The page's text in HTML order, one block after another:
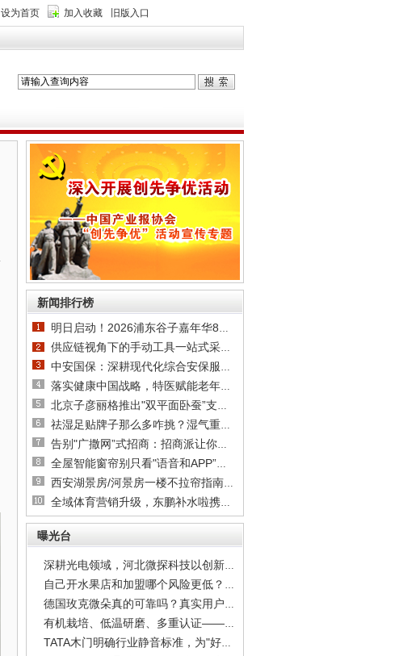
设为首页 加入收藏 旧版入口
新闻排行榜
明日启动！2026浦东谷子嘉年华8月8日登陆正大
供应链视角下的手动工具一站式采购：以永康恒
中安国保：深耕现代化综合安保服务，打造一体
落实健康中国战略，特医赋能老年健康｜“慢病
北京子彦丽格推出"双平面卧蚕”支架技术，王子
祛湿足贴牌子那么多咋挑？湿气重、舌苔厚的真
告别"广撒网”式招商：招商派让你快速约见关键
全屋智能窗帘别只看"语音和APP”：四大硬指标
西安湖景房/河景房一楼不拉帘指南：隐私隔热膜
全域体育营销升级，东鹏补水啦携手综艺深耕世
曝光台
深耕光电领域，河北微探科技以创新驱动企业高
自己开水果店和加盟哪个风险更低？新手选品牌
德国玫克微朵真的可靠吗？真实用户反馈全揭秘
有机栽培、低温研磨、多重认证——德国玫克微
TATA木门明确行业静音标准，为"好房子”划定安